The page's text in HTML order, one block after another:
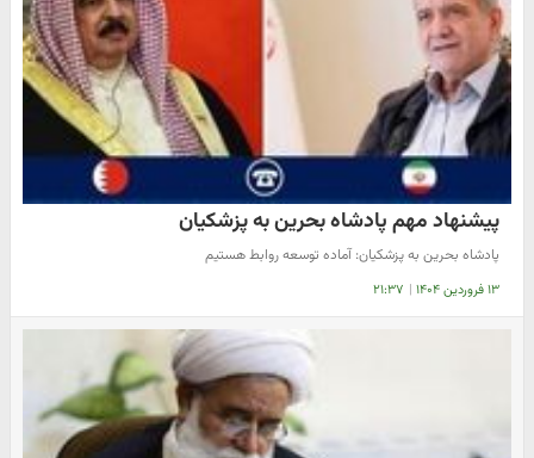
پیشنهاد مهم پادشاه بحرین به پزشکیان
پادشاه بحرین به پزشکیان: آماده توسعه روابط هستیم
۱۳ فروردین ۱۴۰۴ | ۲۱:۳۷